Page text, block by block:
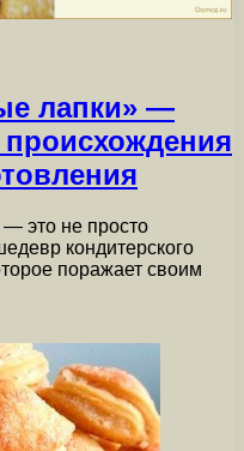
лапки» —
происхождения
это не просто
кондитерского
поражает своим